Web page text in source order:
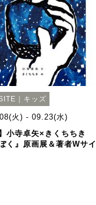
｜キッズ
火) - 09.23(水)
小寺卓矢×きくちちき
く』原画展＆著者Wサイ